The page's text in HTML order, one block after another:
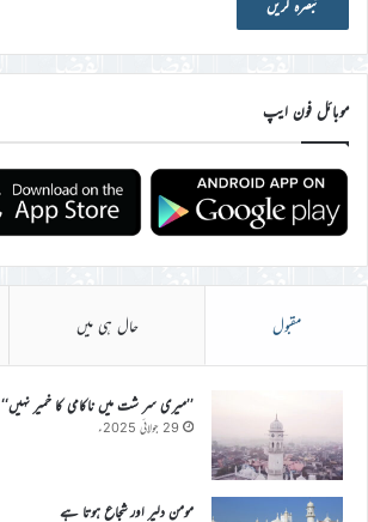
موبائل فون ایپ
مقبول حال ہی میں
’’میری سر شت میں ناکامی کا خمیر نہیں‘‘
29 جولائی 2025ء
مومن دلیر اور شجاع ہوتا ہے